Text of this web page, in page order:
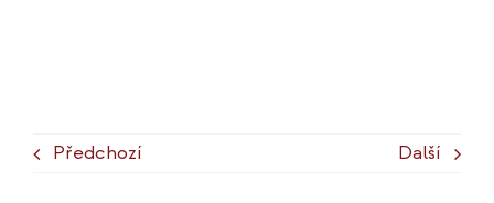
Předchozí Další